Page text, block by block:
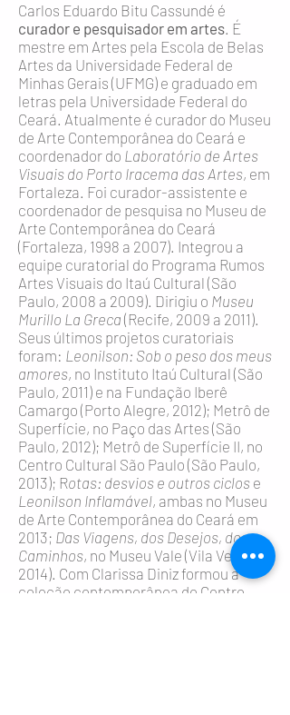
Carlos Eduardo Bitu Cassundé é
curador e pesquisador em artes. É
mestre em Artes pela Escola de Belas
Artes da Universidade Federal de
Minhas Gerais (UFMG) e graduado em
letras pela Universidade Federal do
Ceará. Atualmente é curador do Museu
de Arte Contemporânea do Ceará e
coordenador do Laboratório de Artes
Visuais do Porto Iracema das Artes, em
Fortaleza. Foi curador-assistente e
coordenador de pesquisa no Museu de
Arte Contemporânea do Ceará
(Fortaleza, 1998 a 2007). Integrou a
equipe curatorial do Programa Rumos
Artes Visuais do Itaú Cultural (São
Paulo, 2008 a 2009). Dirigiu o Museu
Murillo La Greca (Recife, 2009 a 2011).
Seus últimos projetos curatoriais
foram: Leonilson: Sob o peso dos meus
amores, no Instituto Itaú Cultural (São
Paulo, 2011) e na Fundação Iberê
Camargo (Porto Alegre, 2012); Metrô de
Superfície, no Paço das Artes (São
Paulo, 2012); Metrô de Superfície II, no
Centro Cultural São Paulo (São Paulo,
2013); Rotas: desvios e outros ciclos e
Leonilson Inflamável, ambas no Museu
de Arte Contemporânea do Ceará em
2013; Das Viagens, dos Desejos, dos
Caminhos, no Museu Vale (Vila Velha,
2014). Com Clarissa Diniz formou a
coleção contemporânea do Centro